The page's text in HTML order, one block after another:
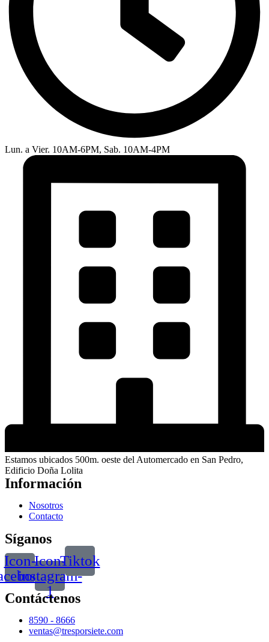
Lun. a Vier. 10AM-6PM, Sab. 10AM-4PM
Estamos ubicados 500m. oeste del Automercado en San Pedro,
Edificio Doña Lolita
Información
Nosotros
Contacto
Síganos
Icon-Icon-
instagram-
1
Tiktok
Contáctenos
8590 - 8666
ventas@tresporsiete.com